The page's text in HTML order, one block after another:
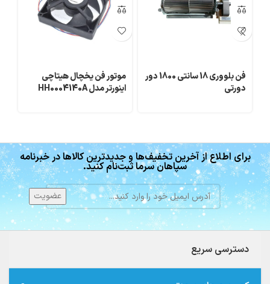
فن بلووری 18 سانتی 1800 دور
دورتی
موتور فن یخچال هیتاچی
اینورتر مدل HH0004140A
برای اطلاع از آخرین تخفیف‌ها و جدیدترین کالاها در خبرنامه
سپاهان سرما ثبت‌نام کنید.
دسترسی سریع